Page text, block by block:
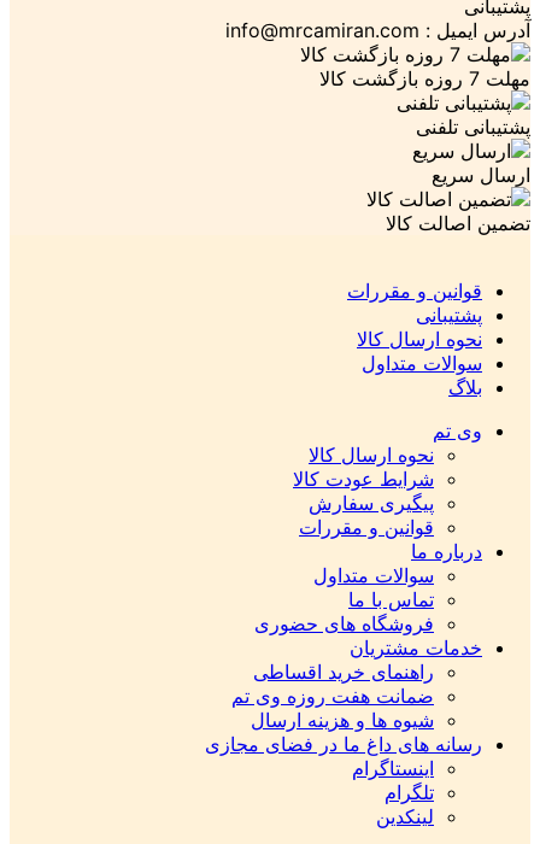
:
کالا
و مقررات
ارسال کالا
متداول
نحوه ارسال کالا
شرایط عودت کالا
پیگیری سفارش
قوانین و مقررات
ما
سوالات متداول
تماس با ما
فروشگاه های حضوری
مشتریان
راهنمای خرید اقساطی
ضمانت هفت روزه وی تم
شیوه ها و هزینه ارسال
های داغ ما در فضای مجازی
اینستاگرام